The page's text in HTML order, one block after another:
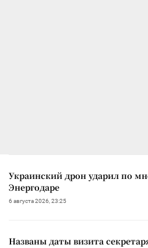
Украинский дрон ударил по
Энергодаре
6 августа 2026, 23:25
Названы даты визита